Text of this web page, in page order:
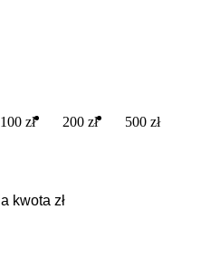
100 zł 200 zł 500 zł